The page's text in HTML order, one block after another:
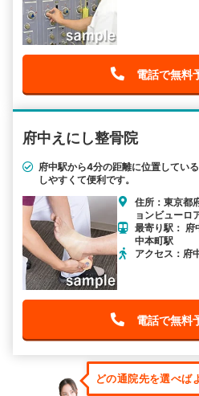
電話で無料
府中えにし整骨院
府中駅から4分の距離に位置してい
しやすくて便利です。
住所：東京都
ョンビューロ
最寄り駅： 府
中本町駅
アクセス：府
電話で無料
どの通院先を選べば